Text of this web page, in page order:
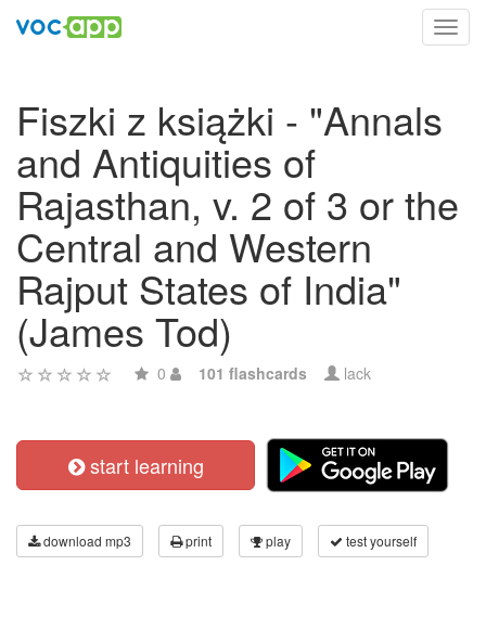
Fiszki z książki - "Annals
and Antiquities of
Rajasthan, v. 2 of 3 or the
Central and Western
Rajput States of India"
(James Tod)
0 101 flashcards lack
start learning
download mp3 print play test yourself